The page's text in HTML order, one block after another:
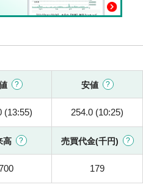
安値
(13:55) 254.0 (10:25)
高 売買代金(千円)
179